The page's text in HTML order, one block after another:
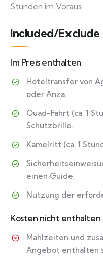
Stunden im Voraus.
Included/Exclude
Im Preis enthalten
Hoteltransfer von
oder Anza.
Quad-Fahrt (ca. 1
Schutzbrille.
Kamelritt (ca. 1
einen Guide.
Nutzung der
Kosten nicht enthalten
Mahlzeiten und
Angebot enthalten